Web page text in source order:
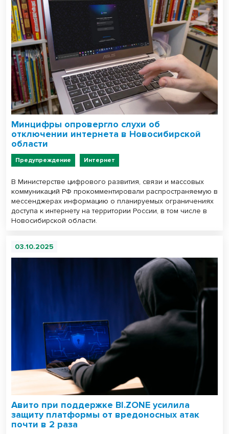
Минцифры опровергло слухи об
отключении интернета в Новосибирской
области
Предупреждение Интернет
В Министерстве цифрового развития, связи и массовых
коммуникаций РФ прокомментировали распространяемую в
мессенджерах информацию о планируемых ограничениях
доступа к интернету на территории России, в том числе в
Новосибирской области.
03.10.2025
Авито при поддержке BI.ZONE усилила
защиту платформы от вредоносных атак
почти в 2 раза